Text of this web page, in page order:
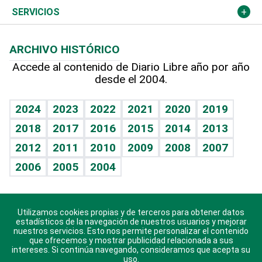
Resto del mundo
Economía personal
Podcast Arte Libre
Hablando con el pediatra
Vida y familia
Eñe
Celebrando la vida
Sin complejos
En pocas palabras
Escuchando al corazón
Economía Personal
Más deportes
Línea de hit
TBT Deportivo
Columnistas
Cambio climático
Opinión
Hecho en casa
Guía del dinero
SERVICIOS
Cumpleaños
Horóscopos
Crucigramas
ARCHIVO HISTÓRICO
Accede al contenido de Diario Libre año por año
desde el 2004.
2024 2023 2022 2021 2020
2019
2018
2017 2016 2015 2014
2013
2012
2011 2010 2009 2008
2007
2006
2005 2004
Descarga nuestras aplicaciones para Android, iOS y
sistema Huawei.
Utilizamos cookies propias y de terceros para obtener datos
estadísticos de la navegación de nuestros usuarios y mejorar
nuestros servicios. Esto nos permite personalizar el contenido
que ofrecemos y mostrar publicidad relacionada a sus
intereses. Si continúa navegando, consideramos que acepta su
uso.